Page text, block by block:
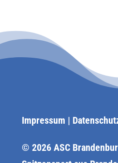
Impressum |
© 2026 ASC